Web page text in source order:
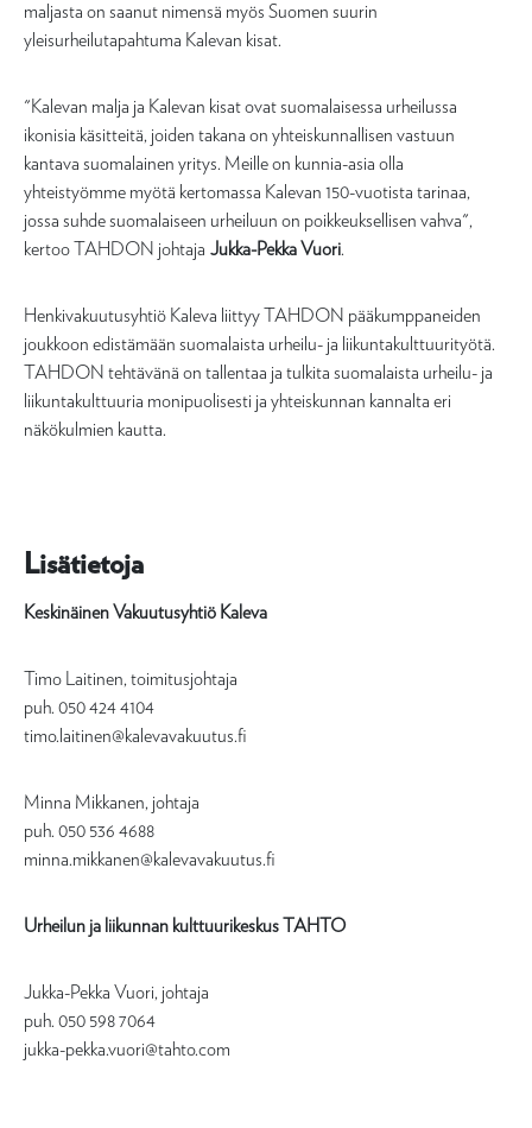
maljasta on saanut nimensä myös Suomen suurin
yleisurheilutapahtuma Kalevan kisat.
"Kalevan malja ja Kalevan kisat ovat suomalaisessa urheilussa
ikonisia käsitteitä, joiden takana on yhteiskunnallisen vastuun
kantava suomalainen yritys. Meille on kunnia-asia olla
yhteistyömme myötä kertomassa Kalevan 150-vuotista tarinaa,
jossa suhde suomalaiseen urheiluun on poikkeuksellisen vahva",
kertoo TAHDON johtaja Jukka-Pekka Vuori.
Henkivakuutusyhtiö Kaleva liittyy TAHDON pääkumppaneiden
joukkoon edistämään suomalaista urheilu- ja liikuntakulttuurityötä.
TAHDON tehtävänä on tallentaa ja tulkita suomalaista urheilu- ja
liikuntakulttuuria monipuolisesti ja yhteiskunnan kannalta eri
näkökulmien kautta.
Lisätietoja
Keskinäinen Vakuutusyhtiö Kaleva
Timo Laitinen, toimitusjohtaja
puh. 050 424 4104
timo.laitinen@kalevavakuutus.fi
Minna Mikkanen, johtaja
puh. 050 536 4688
minna.mikkanen@kalevavakuutus.fi
Urheilun ja liikunnan kulttuurikeskus TAHTO
Jukka-Pekka Vuori, johtaja
puh. 050 598 7064
jukka-pekka.vuori@tahto.com